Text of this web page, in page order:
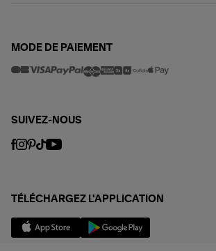
MODE DE PAIEMENT
SUIVEZ-NOUS
TÉLÉCHARGEZ L'APPLICATION